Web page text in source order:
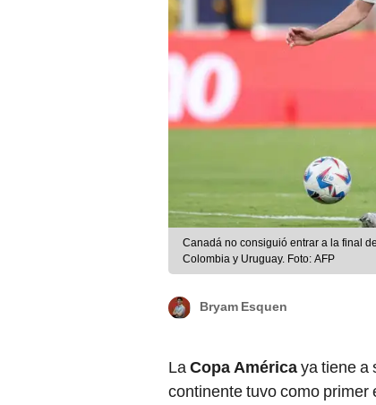
Canadá no consiguió entrar a la final
Colombia y Uruguay. Foto: AFP
Bryam Esquen
LaCopa Américaya tiene a
continente tuvo como primer